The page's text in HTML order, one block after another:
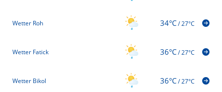
Wetter Roh 34°C/27°C
Wetter Fatick 36°C/27°C
Wetter Bikol 36°C/27°C